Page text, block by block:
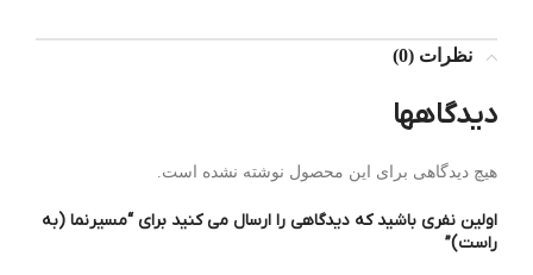
نظرات (0)
دیدگاهها
هیچ دیدگاهی برای این محصول نوشته نشده است.
اولین نفری باشید که دیدگاهی را ارسال می کنید برای “مسیرنما (به
راست)”